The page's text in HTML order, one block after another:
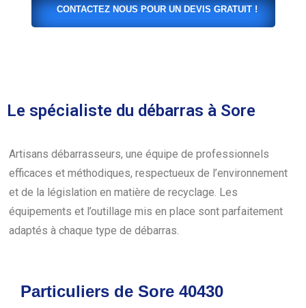
CONTACTEZ NOUS POUR UN DEVIS GRATUIT !
Le spécialiste du débarras à Sore
Artisans débarrasseurs, une équipe de professionnels
efficaces et méthodiques, respectueux de l’environnement
et de la législation en matière de recyclage. Les
équipements et l’outillage mis en place sont parfaitement
adaptés à chaque type de débarras.
Particuliers de Sore 40430